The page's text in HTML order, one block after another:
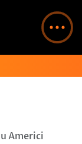
Americi